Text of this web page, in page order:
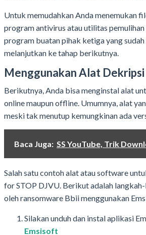
Untuk memudahkan Anda menemukan
program antivirus atau utilitas
program buatan pihak ketiga yang
melanjutkan ke tahap berikutnya.
Menggunakan Alat Dekripsi
Berikutnya, Anda bisa menginstal alat
online maupun offline. Umumnya, alat
meski tak menutup kemungkinan ada
Baca Juga: SS YouTube, Trik
Salah satu contoh alat atau software
for STOP DJVU. Berikut adalah
oleh ransomware Bbii menggunakan
Silakan unduh dan instal aplikasi
Emsisoft